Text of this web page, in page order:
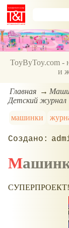
ToyByToy.com -
и
Главная
Детский журнал
машинки
СУПЕРПРОЕКТ!